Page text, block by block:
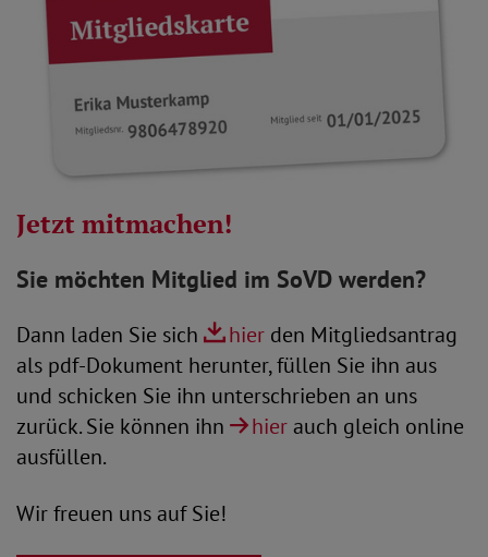
Jetzt mitmachen!
Sie möchten Mitglied im SoVD werden?
Dann laden Sie sich hier den Mitgliedsantrag
als pdf-Dokument herunter, füllen Sie ihn aus
und schicken Sie ihn unterschrieben an uns
zurück. Sie können ihn
hier auch gleich online
ausfüllen.
Wir freuen uns auf Sie!